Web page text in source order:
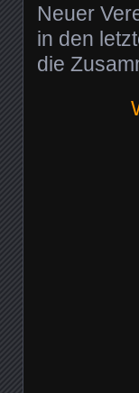
Neuer
in den
die